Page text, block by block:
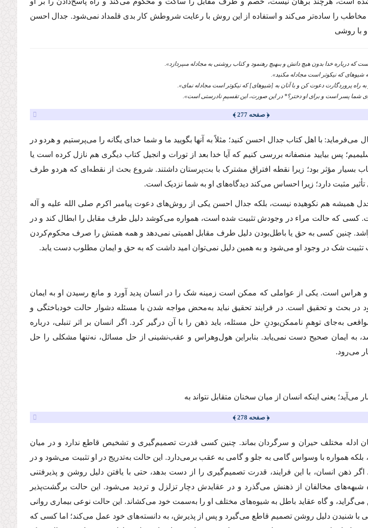
مخاطب را ساده‌تر می‌کند و استفاده از این روش با رعایت شروطش کار بدی قلمداد نمی‌شود. جدال احسن
با روشی
﴿ صفحه 277 ﴾
می‌فرماید: با اهل کتاب جدال احسن کنید؛ مثلاً به آنها بگویید ما و شما خدای یگانه را می‌پرستیم و هردو در
پس بیایید منصفانه بررسی کنیم که آیا خدا بعد از تورات و انجیل کتاب دیگری هم نازل کرده است یا
بسیار مؤثر بود؛ زیرا نقطه افتراق مشترک با بت‌پرستان داشتند. شروع بحث از نقطه‌ای که هردو طرف
مثبت دارد؛ زیرا احساس می‌کند دیدگاه‌های او به شما نزدیک است.
همیشه هم نکوهیده نیست، بلکه جدال احسن یکی از روش‌های دعوت پیامبر اکرم صلی الله علیه و آله
کسی که حالت مراء در وجودش تثبیت شده است، همواره می‌کوشد دلیل طرف مقابل را ابطال کند و در
چنین کسی به حق یا باطل‌بودن دلیل طرف مقابل اهمیتی نمی‌دهد و همه همتش را صرف محکوم‌کردن
شک در وجود او می‌شود و به همین دلیل نمی‌توان امید داشت که به حق و ایمان مطلوب دست یابد.
است. یکی از عواملی که ممکن است زمینه شک را در انسان پدید آورد و مانع رسیدن او به ایمان
در بحث و تحقیق است. در فرایند تحقیق نباید به‌محض مواجه شدن با مسئله دشوار حالت خودباختگی و
به‌جای توهمِ ناممکن‌بودنِ حل مسئله، باید ذهن را با آن درگیر کرد. اگر انسان بر اثر تنبلی، درباره
به ایمان صحیح دست نمی‌یابد. بنابراین هول‌و‌هراس و عقب‌نشینی از حل مسائل، نه‌تنها مشکلی را حل
می‌رود.
یعنی اینکه انسان از میان سخنان متقابل نتواند به
﴿ صفحه 278 ﴾
ادله مختلف حیران و سرگردان بماند. چنین کسی قدرت تصمیم‌گیری و تشخیص قاطع ندارد و در میان
بلکه همواره با وسواس گامی به جلو و گامی به عقب برمی‌دارد. این حالت به‌تدریج در او تثبیت می‌شود و در
ذهن انسان، با این فرایند، قدرت تصمیم‌گیری را از دست بدهد، حتی با یافتن دلیل روشن و پذیرفتنی
شبهه‌های مخالفان از ذهنش می‌گذرد و در عقایدش دچار تزلزل و تردید می‌شود. این حالت برگشت‌پذیر
و گاه عقاید باطل به شیوه‌های مختلف او را به‌سمت خود می‌کشاند. این حالت نوعی بیماری روانی
با شنیدن دلیل روشن تصمیم قاطع می‌گیرد و پس از پذیرش، به دانسته‌های خود عمل می‌کند؛ اما کسی که